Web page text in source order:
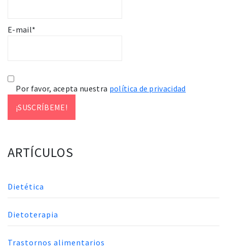
E-mail*
Por favor, acepta nuestra política de privacidad
ARTÍCULOS
Dietética
Dietoterapia
Trastornos alimentarios